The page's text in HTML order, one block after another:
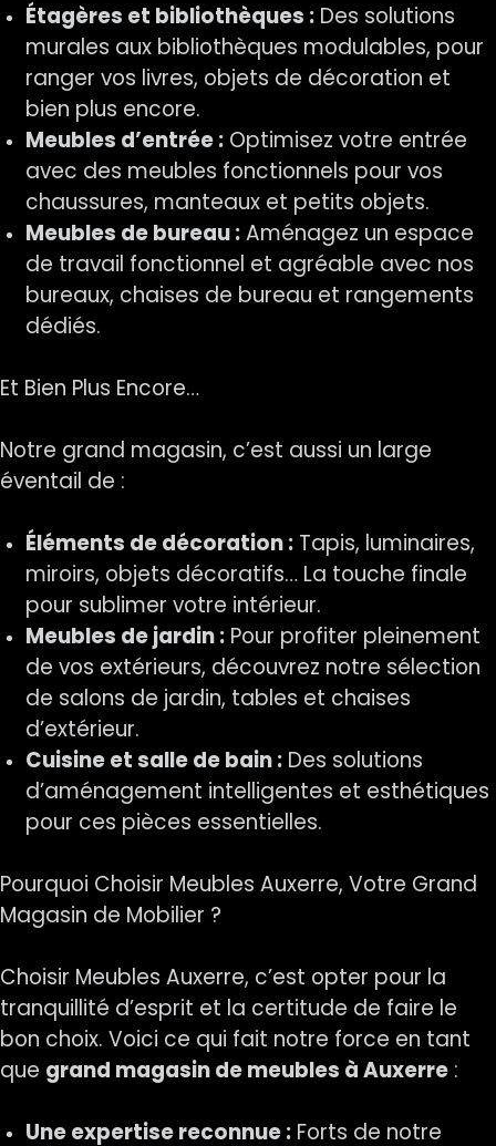
Étagères et bibliothèques :Des solutions
murales aux bibliothèques modulables, pour
ranger vos livres, objets de décoration et
bien plus encore.
Meubles d’entrée :Optimisez votre entrée
avec des meubles fonctionnels pour vos
chaussures, manteaux et petits objets.
Meubles de bureau :Aménagez un espace
de travail fonctionnel et agréable avec nos
bureaux, chaises de bureau et rangements
dédiés.
Et Bien Plus Encore…
Notre grand magasin, c’est aussi un large
éventail de :
Éléments de décoration :Tapis, luminaires,
miroirs, objets décoratifs… La touche finale
pour sublimer votre intérieur.
Meubles de jardin :Pour profiter pleinement
de vos extérieurs, découvrez notre sélection
de salons de jardin, tables et chaises
d’extérieur.
Cuisine et salle de bain :Des solutions
d’aménagement intelligentes et esthétiques
pour ces pièces essentielles.
Pourquoi Choisir Meubles Auxerre, Votre Grand
Magasin de Mobilier ?
Choisir Meubles Auxerre, c’est opter pour la
tranquillité d’esprit et la certitude de faire le
bon choix. Voici ce qui fait notre force en tant
que grand magasin de meubles à Auxerre :
Une expertise reconnue :Forts de notre